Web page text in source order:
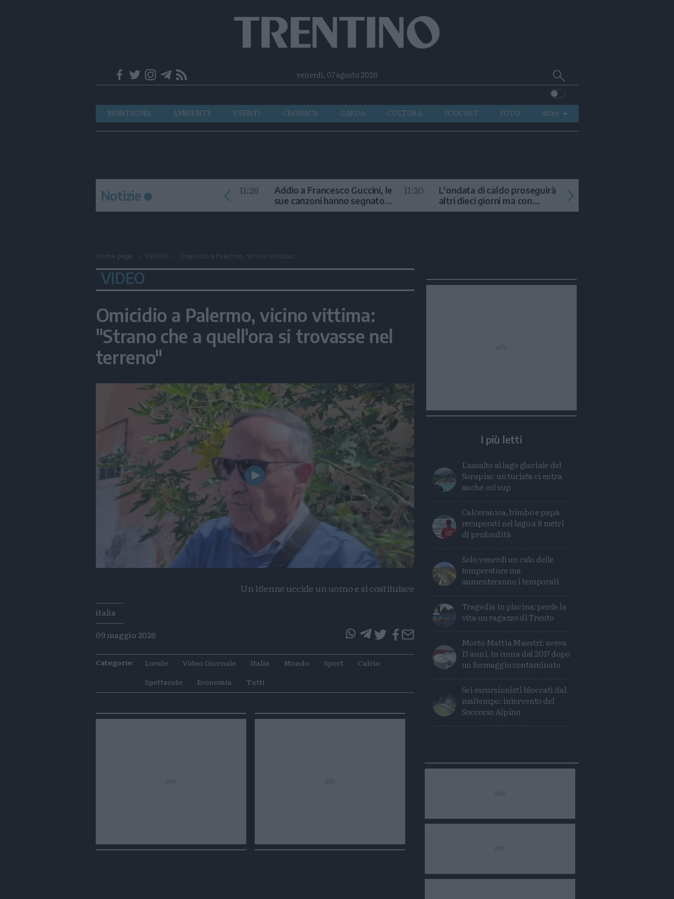
Telegram
RSSvenerdì, 07 agosto 2026 Cerca
su
Trentino
Navigazione
principale
MONTAGNA AMBIENTE EVENTI CRONACA GARDA CULTURA PODCAST FOTO
Altre
VIDEO
Notizie 11:26
Addio a Francesco Guccini, le
sue canzoni hanno segnato
la storia
11:20
L'ondata di caldo proseguirà
altri dieci giorni ma con
temporali
Home page VIDEO Omicidio a Palermo, vicino vittima:...
VIDEO
Omicidio a Palermo, vicino vittima:
"Strano che a quell'ora si trovasse nel
terreno"
Play
Video
Un 16enne uccide un uomo e si costituisce
Tags
italia
09 maggio 2026
Condividi
articolo
Condividi
articolo
TwitterCondividi
Mail
Categorie: Locale Video Giornale Italia Mondo Sport
Calcio
Spettacolo
Economia Tutti
I più letti
L'assalto al lago glaciale del
Sorapiss: un turista ci entra
anche col sup
Calceranica, bimbo e papà
recuperati nel lago a 8 metri
di profondità
Solo venerdì un calo delle
temperature ma
aumenteranno i temporali
Tragedia in piscina: perde la
vita un ragazzo di Trento
Morto Mattia Maestri: aveva
13 anni, in coma dal 2017 dopo
un formaggio contaminato
Sei escursionisti bloccati dal
maltempo: intervento del
Soccorso Alpino